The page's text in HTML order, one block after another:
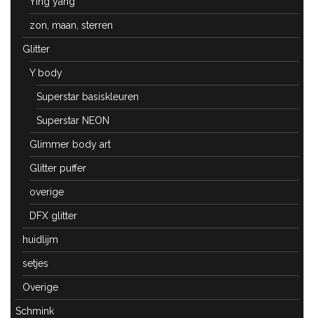
zon, maan, sterren
Glitter
Y body
Superstar basiskleuren
Superstar NEON
Glimmer body art
Glitter puffer
overige
DFX glitter
huidlijm
setjes
Overige
Schmink